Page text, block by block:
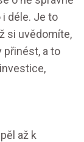
déle. Je to
si uvědomíte,
přinést, a to
až k